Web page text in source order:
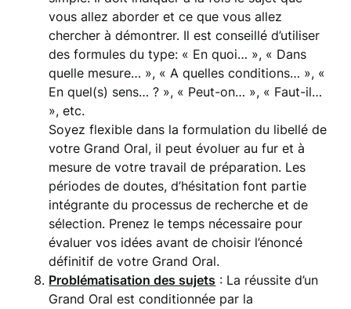
vous allez aborder et ce que vous allez
chercher à démontrer. Il est conseillé d’utiliser
des formules du type: « En quoi… », « Dans
quelle mesure… », « A quelles conditions… », «
En quel(s) sens… ? », « Peut-on… », « Faut-il…
», etc.
Soyez flexible dans la formulation du libellé de
votre Grand Oral, il peut évoluer au fur et à
mesure de votre travail de préparation. Les
périodes de doutes, d’hésitation font partie
intégrante du processus de recherche et de
sélection. Prenez le temps nécessaire pour
évaluer vos idées avant de choisir l’énoncé
définitif de votre Grand Oral.
Problématisation des sujets : La réussite d’un
Grand Oral est conditionnée par la